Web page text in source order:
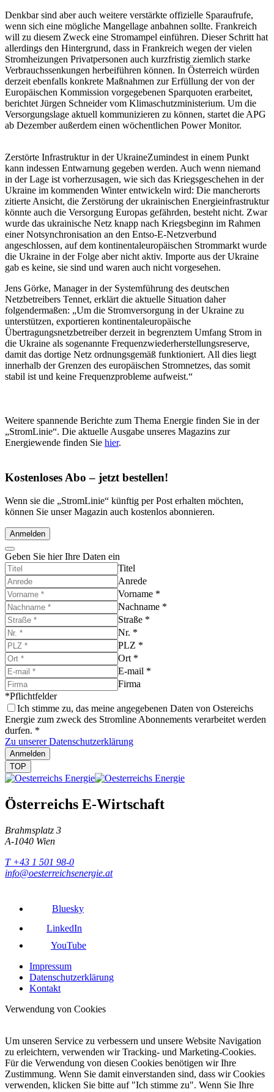
Denkbar sind aber auch weitere verstärkte offizielle Sparaufrufe,
wenn sich eine mögliche Mangellage anbahnen sollte. Frankreich
will zu diesem Zweck eine Stromampel einführen. Dieser Schritt hat
allerdings den Hintergrund, dass in Frankreich wegen der vielen
Stromheizungen Privatpersonen auch kurzfristig ziemlich starke
Verbrauchssenkungen herbeiführen können. In Österreich würden
derzeit ebenfalls konkrete Maßnahmen zur Erfüllung der von der
Europäischen Kommission vorgegebenen Sparquoten erarbeitet,
berichtet Jürgen Schneider vom Klimaschutzministerium. Um die
Versorgungslage aktuell kommunizieren zu können, startet die APG
ab Dezember außerdem einen wöchentlichen Power Monitor.
Zerstörte Infrastruktur in der UkraineZumindest in einem Punkt
kann indessen Entwarnung gegeben werden. Auch wenn niemand
in der Lage ist vorherzusagen, wie sich das Kriegsgeschehen in der
Ukraine im kommenden Winter entwickeln wird: Die mancherorts
zitierte Ansicht, die Zerstörung der ukrainischen Energieinfrastruktur
könnte auch die Versorgung Europas gefährden, besteht nicht. Zwar
wurde das ukrainische Netz knapp nach Kriegsbeginn im Rahmen
einer Notsynchronisation an den Entso-E-Netzverbund
angeschlossen, auf dem kontinentaleuropäischen Strommarkt wurde
die Ukraine in der Folge aber nicht aktiv. Importe aus der Ukraine
gab es keine, sie sind und waren auch nicht vorgesehen.
Jens Görke, Manager in der Systemführung des deutschen
Netzbetreibers Tennet, erklärt die aktuelle Situation daher
folgendermaßen: „Um die Stromversorgung in der Ukraine zu
unterstützen, exportieren kontinentaleuropäische
Übertragungsnetzbetreiber derzeit in begrenztem Umfang Strom in
die Ukraine als sogenannte Frequenzwiederherstellungsreserve,
damit das dortige Netz ordnungsgemäß funktioniert. All dies liegt
innerhalb der Grenzen des europäischen Stromnetzes, das somit
stabil ist und keine Frequenzprobleme aufweist.“
Weitere spannende Berichte zum Thema Energie finden Sie in der
„StromLinie“. Die aktuelle Ausgabe unseres Magazins zur
Energiewende finden Sie hier.
Kostenloses Abo – jetzt bestellen!
Wenn sie die „StromLinie“ künftig per Post erhalten möchten,
können Sie unser Magazin auch kostenlos abonnieren.
Anmelden
Geben Sie hier Ihre Daten ein
Titel
Anrede
Vorname *
Nachname *
Straße *
Nr. *
PLZ *
Ort *
E-mail *
Firma
*Pflichtfelder
Ich stimme zu, das meine angegebenen Daten von Ostereichs
Energie zum zweck des Stromline Abonnements verarbeitet werden
durfen. *
Zu unserer Datenschutzerklärung
Anmelden
TOP
Österreichs E-Wirtschaft
Brahmsplatz 3
A-1040 Wien
T +43 1 501 98-0
info@oesterreichsenergie.at
Bluesky
LinkedIn
YouTube
Impressum
Datenschutzerklärung
Kontakt
Verwendung von Cookies
Um unseren Service zu verbessern und unsere Website Navigation
zu erleichtern, verwenden wir Tracking- und Marketing-Cookies.
Für die Verwendung von diesen Cookies benötigen wir Ihre
Zustimmung. Wenn Sie damit einverstanden sind, dass wir Cookies
verwenden, klicken Sie bitte auf "Ich stimme zu". Wenn Sie Ihre